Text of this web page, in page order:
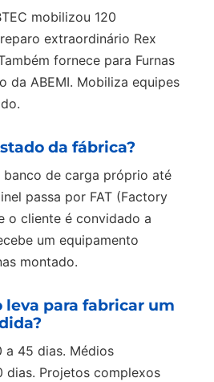
mobilizou 120
extraordinário Rex
fornece para Furnas
da ABEMI. Mobiliza equipes
da fábrica?
banco de carga próprio até
passa por FAT (Factory
o cliente é convidado a
um equipamento
montado.
para fabricar um
a 45 dias. Médios
dias. Projetos complexos